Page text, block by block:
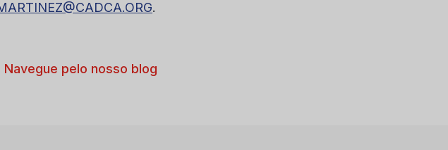
.
Navegue pelo nosso blog